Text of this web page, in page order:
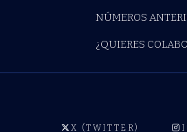
NÚMEROS
¿QUIERES
X (TWITTER)